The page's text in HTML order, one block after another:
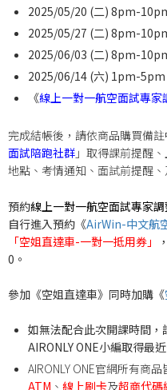
2025/05/20 (二) 8pm-
2025/05/27 (二) 8pm-
2025/06/03 (二) 8pm-
2025/06/14 (六) 1pm-5pm
《線上一對一航空面試專家
完成結帳後，請依商品購買備
面試陪跑社群 」取得課前提醒
地點、考情通知、面試前提醒
預約線上一對一航空面試專家
自行進入預約《AirWin-中文航
「空姐直達車-一對一抵用券」
0。
參加《空姐直達車》同時加購《
如無法配合此次開課時間，
AIRONLY ONE小編取得最
AIRONLY ONE官網所有商
ATM 、 線上刷卡及超商代碼